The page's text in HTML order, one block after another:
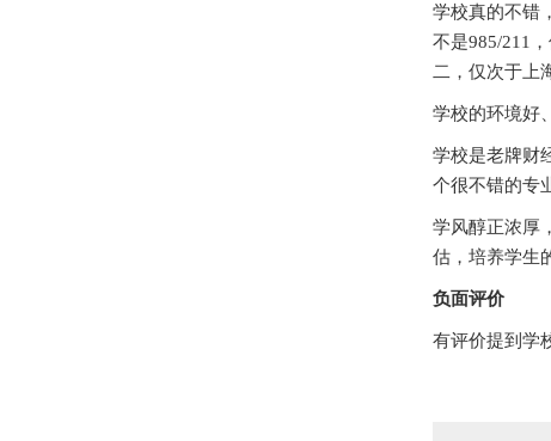
学校真的不错
不是985/211
二，仅次于上
学校的环境好
学校是老牌财
个很不错的专
学风醇正浓厚
估，培养学生
负面评价
有评价提到学